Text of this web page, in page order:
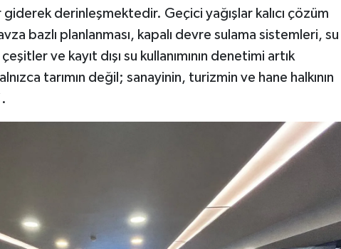
derinleşmektedir. Geçici yağışlar kalıcı çözüm
bazlı planlanması, kapalı devre sulama sistemleri, su
çeşitler ve kayıt dışı su kullanımının denetimi artık
tarımın değil; sanayinin, turizmin ve hane halkının